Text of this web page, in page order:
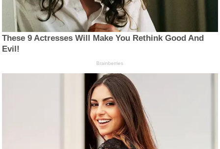
These 9 Actresses Will Make You Rethink Good And
Evil!
Brainberries